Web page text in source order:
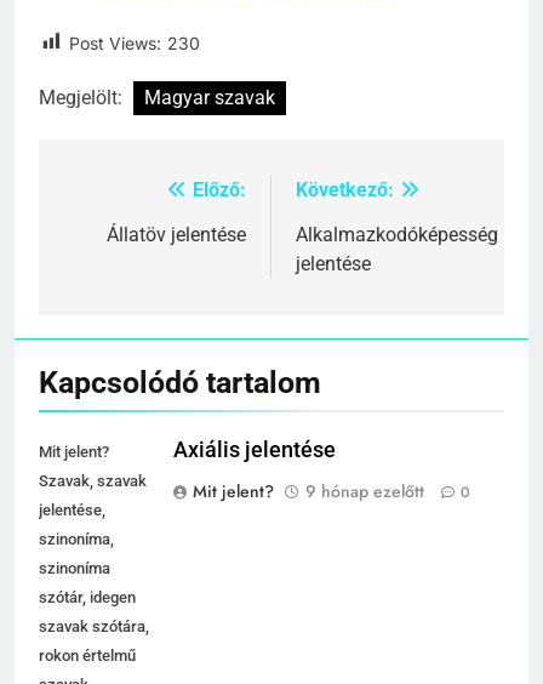
Post Views: 230
Megjelölt: Magyar szavak
Bejegyzés
navigáció
Előző:
Állatöv jelentése
Következő:
Alkalmazkodóképesség
jelentése
Kapcsolódó tartalom
Mit jelent?
Szavak, szavak
jelentése,
szinoníma,
szinoníma
szótár, idegen
szavak szótára,
rokon értelmű
Axiális jelentése
Mit jelent?
9 hónap ezelőtt 0